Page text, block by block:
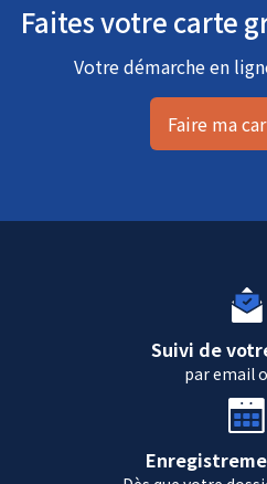
Faites votre carte
Votre démarche en
Faire ma
Suivi de
par email